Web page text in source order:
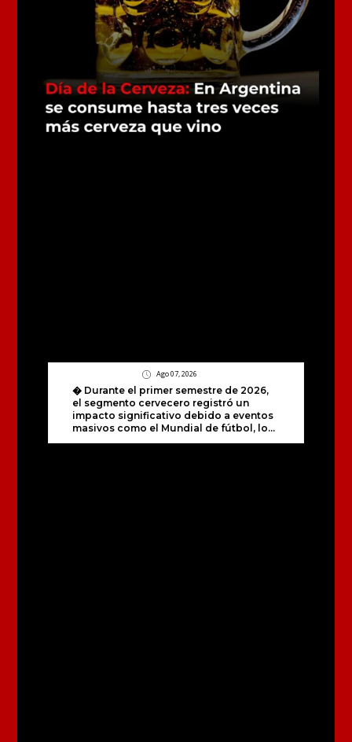
Ago 07, 2026
� Durante el primer semestre de 2026,
el segmento cervecero registró un
impacto significativo debido a eventos
masivos como el Mundial de fútbol, lo...